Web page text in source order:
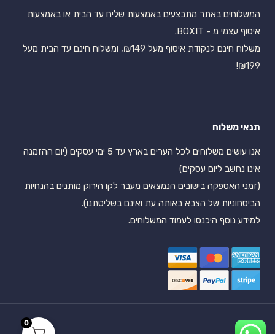
המשלוחים באתר מתבצעים באמצעות שליח עד הבית או באמצעות
איסוף עצמי מ - BOXIT.
משלוח חינם לנקודת איסוף מעל ₪149, ומשלוח חינם עד הבית מעל
₪199!
תנאי משלוח
אנו עושים משלוחים לכל הערים בארץ עד 5 ימי עסקים (יום ההזמנה
אינו נחשב ליום עסקים)
(זמני האספקה בישובים הנמצאים מעבר לקו הירוק מותנים בהנחיות
הביטחוניות של הצבא באותה עת ואינם בשליטתנו).
למידע נוסף היכנסו לעמוד המשלוחים.
0